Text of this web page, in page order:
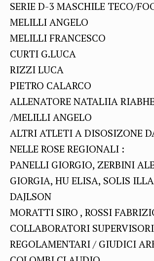
SERIE D-3 MASCHILE TECO/
MELILLI ANGELO
MELILLI FRANCESCO
CURTI G.LUCA
RIZZI LUCA
PIETRO CALARCO
ALLENATORE NATALIIA
/MELILLI ANGELO
ALTRI ATLETI A DISOSIZONE
NELLE ROSE REGIONALI :
PANELLI GIORGIO, ZERBINI
GIORGIA, HU ELISA, SOLIS
DAJLSON
MORATTI SIRO , ROSSI
COLLABORATORI SUPERVISORI
REGOLAMENTARI / GIUDICI